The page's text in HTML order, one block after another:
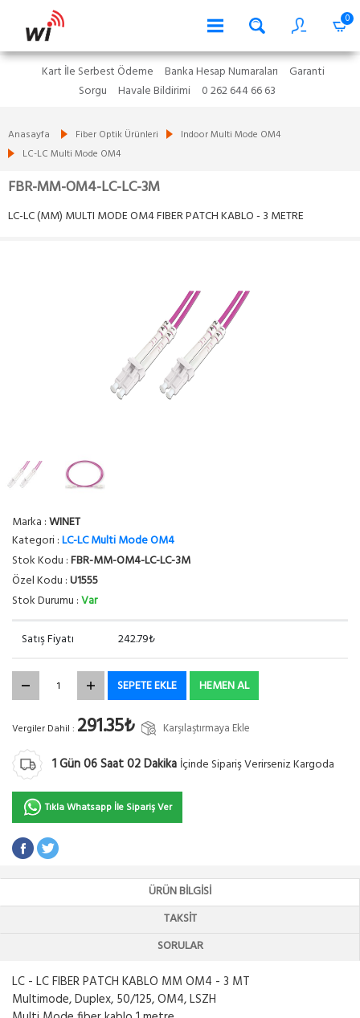
0
Kart İle Serbest Ödeme Banka Hesap Numaraları
Garanti
Sorgu
Havale Bildirimi 0 262 644 66 63
Anasayfa Fiber Optik Ürünleri
Indoor Multi Mode OM4
LC-LC Multi Mode OM4
FBR-MM-OM4-LC-LC-3M
LC-LC (MM) MULTI MODE OM4 FIBER PATCH KABLO - 3 METRE
Marka :WINET
Kategori :LC-LC Multi Mode OM4
Stok Kodu :FBR-MM-OM4-LC-LC-3M
Özel Kodu :U1555
Stok Durumu :Var
Satış Fiyatı 242.79₺
SEPETE EKLE HEMEN AL
Vergiler Dahil : 291.35₺ Karşılaştırmaya Ekle
1Gün06Saat02Dakika İçinde Sipariş Verirseniz Kargoda
Tıkla Whatsapp İle Sipariş Ver
ÜRÜN BILGISI
TAKSIT
SORULAR
LC - LC FIBER PATCH KABLO MM OM4 - 3 MT
Multimode, Duplex, 50/125, OM4, LSZH